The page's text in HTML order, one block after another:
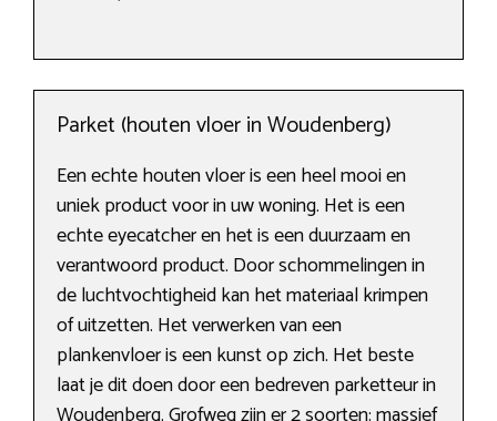
Parket (houten vloer in Woudenberg)
Een echte houten vloer is een heel mooi en
uniek product voor in uw woning. Het is een
echte eyecatcher en het is een duurzaam en
verantwoord product. Door schommelingen in
de luchtvochtigheid kan het materiaal krimpen
of uitzetten. Het verwerken van een
plankenvloer is een kunst op zich. Het beste
laat je dit doen door een bedreven parketteur in